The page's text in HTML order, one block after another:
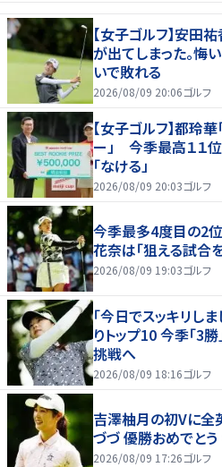
【女子ゴルフ】安田
が出てしまった。悔
いで敗れる
2026/08/09 20:06ゴルフ
【女子ゴルフ】都玲
ー」 今季最高１１
「なける」
2026/08/09 20:03ゴルフ
今季最多4度目の2
花奈は「狙える試合
2026/08/09 19:03ゴルフ
「今日でスッキリし
りトップ10 今季「3
挑戦へ
2026/08/09 18:16ゴルフ
吉澤柚月の初Vに全
づづ 優勝おめでとう
2026/08/09 17:26ゴルフ